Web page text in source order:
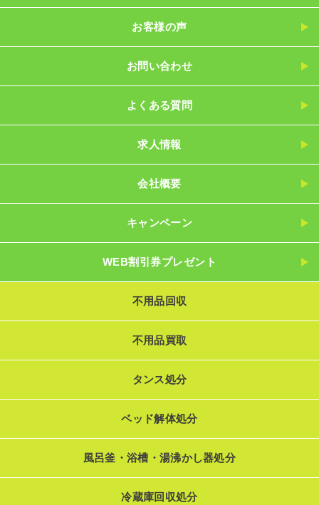
お客様の声
お問い合わせ
よくある質問
求人情報
会社概要
キャンペーン
WEB割引券プレゼント
不用品回収
不用品買取
タンス処分
ベッド解体処分
風呂釜・浴槽・湯沸かし器処分
冷蔵庫回収処分